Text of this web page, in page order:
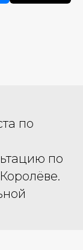
по
по